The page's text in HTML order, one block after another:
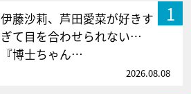
1
伊藤沙莉、芦田愛菜が好きす
ぎて目を合わせられない…
『博士ちゃん…
2026.08.08